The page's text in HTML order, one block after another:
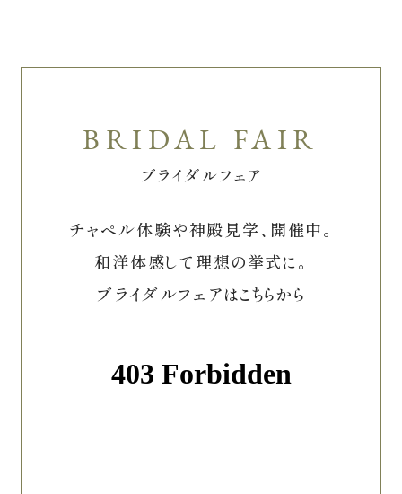
ブライダルフェア
チャペル体験や神殿見学、開催中。
和洋体感して理想の挙式に。
ブライダルフェアはこちらから